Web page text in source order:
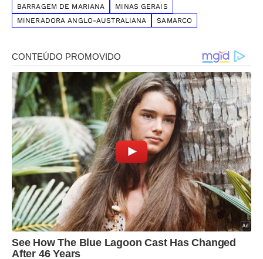
BARRAGEM DE MARIANA
MINAS GERAIS
MINERADORA ANGLO-AUSTRALIANA
SAMARCO